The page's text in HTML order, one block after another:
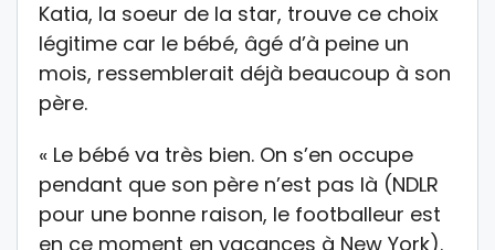
Katia, la soeur de la star, trouve ce choix
légitime car le bébé, âgé d’à peine un
mois, ressemblerait déjà beaucoup à son
père.
« Le bébé va très bien. On s’en occupe
pendant que son père n’est pas là (NDLR
pour une bonne raison, le footballeur est
en ce moment en vacances à New York).